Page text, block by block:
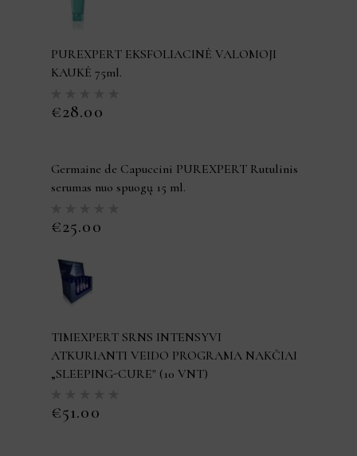
PUREXPERT EKSFOLIACINĖ VALOMOJI
KAUKĖ 75ml.
5.00
5
€28.00
Germaine de Capuccini PUREXPERT Rutulinis
serumas nuo spuogų 15 ml.
5.00
5
€25.00
TIMEXPERT SRNS INTENSYVI
ATKURIANTI VEIDO PROGRAMA NAKČIAI
„SLEEPING-CURE" (10 VNT)
5.00
5
€51.00